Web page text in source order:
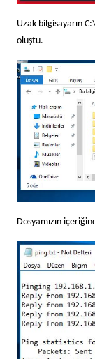
Uzak bilgisayarın
oluştu.
Dosyamızın